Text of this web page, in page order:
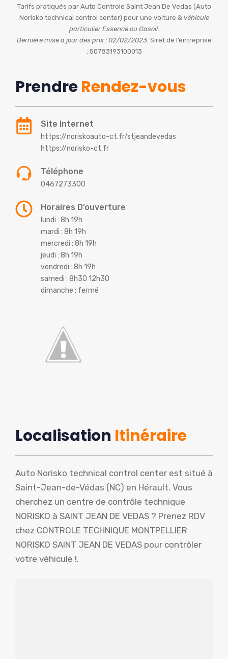
Tarifs pratiqués par Auto Controle Saint Jean De Vedas (Auto
Norisko technical control center) pour une voiture & véhicule
particulier Essence ou Gasoil.
Dernière mise à jour des prix : 02/02/2023. Siret de l’entreprise
: 50783193100013
PrendreRendez-vous
Site Internet
https://noriskoauto-ct.fr/stjeandevedas
https://norisko-ct.fr
Téléphone
0467273300
Horaires D’ouverture
lundi : 8h 19h
mardi : 8h 19h
mercredi : 8h 19h
jeudi : 8h 19h
vendredi : 8h 19h
samedi : 8h30 12h30
dimanche : fermé
Localisation Itinéraire
Auto Norisko technical control center est situé à
Saint-Jean-de-Védas (NC) en Hérault. Vous
cherchez un centre de contrôle technique
NORISKO à SAINT JEAN DE VEDAS ? Prenez RDV
chez CONTROLE TECHNIQUE MONTPELLIER
NORISKO SAINT JEAN DE VEDAS pour contrôler
votre véhicule !.